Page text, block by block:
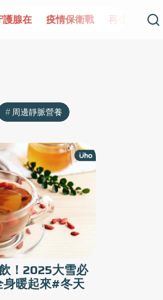
疫情保衛戰 再生醫學 愛的
周邊靜脈營養
！2025大雪必
身暖起來#冬天